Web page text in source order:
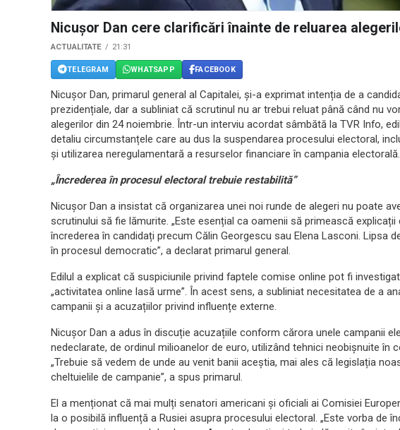
Nicușor Dan cere clarificări înainte de reluarea
ACTUALITATE 21:31
TELEGRAM WHATSAPP FACEBOOK
Nicușor Dan, primarul general al Capitalei, și-a exprimat intenția de a
prezidențiale, dar a subliniat că scrutinul nu ar trebui reluat până când nu
alegerilor din 24 noiembrie. Într-un interviu acordat sâmbătă la TVR Info,
detaliu circumstanțele care au dus la suspendarea procesului electoral,
și utilizarea neregulamentară a resurselor financiare în campania electorală.
„Încrederea în procesul electoral trebuie restabilită”
Nicușor Dan a insistat că organizarea unei noi runde de alegeri nu poate
scrutinului să fie lămurite. „Este esențial ca oamenii să primească
încrederea în candidați precum Călin Georgescu sau Elena Lasconi. Lipsa
în procesul democratic”, a declarat primarul general.
Edilul a explicat că suspiciunile privind faptele comise online pot fi
„activitatea online lasă urme”. În acest sens, a subliniat necesitatea de a
campanii și a acuzațiilor privind influențe externe.
Nicușor Dan a adus în discuție acuzațiile conform cărora unele campanii
nedeclarate, de ordinul milioanelor de euro, utilizând tehnici neobișnuite în
„Trebuie să vedem de unde au venit banii aceștia, mai ales că legislația
cheltuielile de campanie”, a spus primarul.
El a menționat că mai mulți senatori americani și oficiali ai Comisiei
la o posibilă influență a Rusiei asupra procesului electoral. „Este vorba de